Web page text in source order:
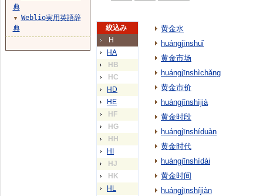
絞込み
H
HA
HB
HC
HD
HE
HF
HG
HH
HI
HJ
HK
HL
黄金水
huángjīnshuǐ
黄金市场
huángjīnshìchǎng
黄金市价
huángjīnshìjià
黄金时段
huángjīnshíduàn
黄金时代
huángjīnshídài
黄金时间
huángjīnshíjiàn
典
▼
Weblio実用英語辞
典